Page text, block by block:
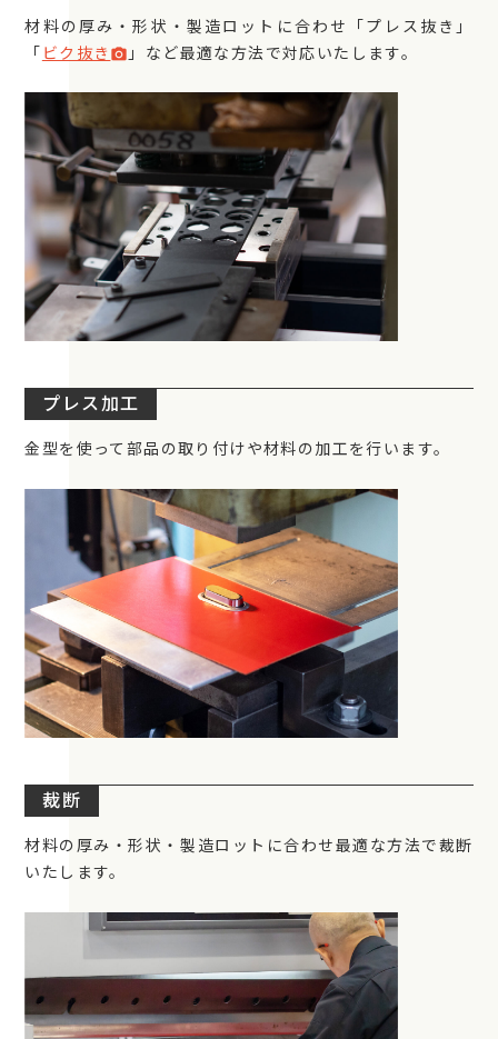
材料の厚み・形状・製造ロットに合わせ「プレス抜き」
「 ビク抜き photo_camera 」など最適な方法で対応いたします。
プレス加工
金型を使って部品の取り付けや材料の加工を行います。
裁断
材料の厚み・形状・製造ロットに合わせ最適な方法で裁断
いたします。